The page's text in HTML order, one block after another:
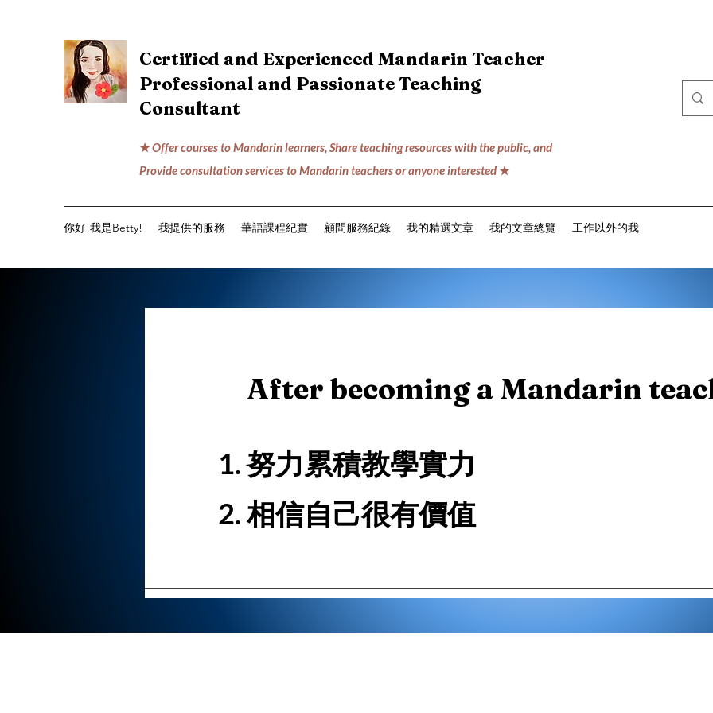
Certified and Experienced Mandarin Teacher
Professional and Passionate Teaching
Consultant
★Offer courses to Mandarin learners, Share teaching resources with the public,and
Provide consultation services to Mandarin teachers or anyone interested★
你好!我是Betty! 我提供的服務 華語課程紀實 顧問服務紀錄 我的精選文章 我的文章總覽 工作以外的我
After becoming a Mandarin
努力累積教學實力
​相信自己很有價值